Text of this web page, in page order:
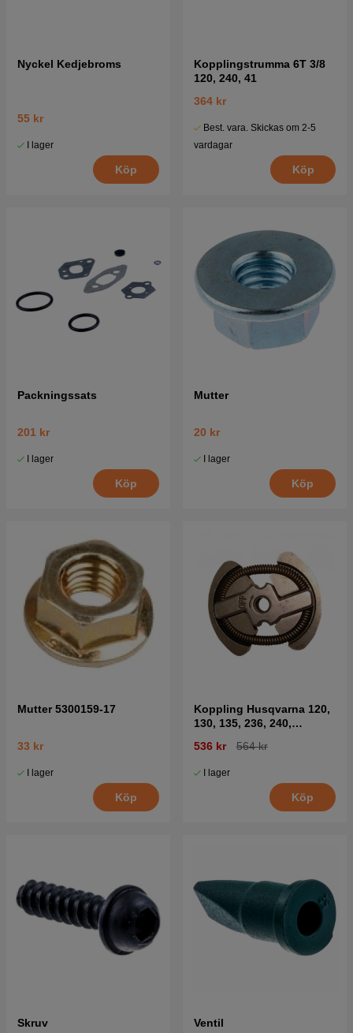
Nyckel Kedjebroms
55 kr
I lager
Köp
Kopplingstrumma 6T 3/8
120, 240, 41
364 kr
Best. vara. Skickas om 2-5
vardagar
Köp
Packningssats
201 kr
I lager
Köp
Mutter
20 kr
I lager
Köp
Mutter 5300159-17
33 kr
I lager
Köp
Koppling Husqvarna 120,
130, 135, 236, 240,
536 kr 564 kr
I lager
Köp
Skruv Ventil